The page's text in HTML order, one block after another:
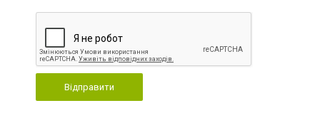
Відправити